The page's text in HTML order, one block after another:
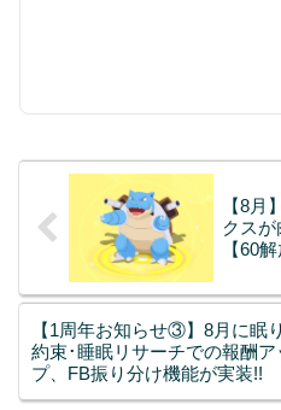
【8月
クス
【60解
【1周年お知らせ③】8月に眠
約束･睡眠リサーチでの報酬ア
プ、FB振り分け機能が実装!!